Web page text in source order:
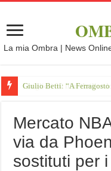
La mia Ombra | News
Giulio Betti: “A
Mercato
via da
sostituti per